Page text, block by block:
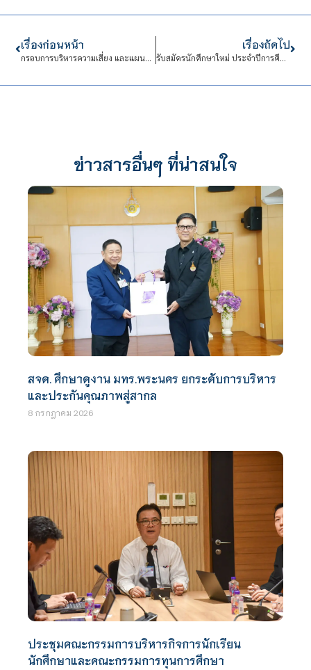
เรื่องก่อนหน้า
กรอบการบริหารความเสี่ยง และแผนการบริหารความเสี่ยงปีงบประมาณ พ.ศ. 2565 สถาบันเทคโนโลยีจิตรลดา
เรื่องถัดไป
รับสมัครนักศึกษาใหม่ ประจำปีการศึกษา 2565 (รอบแอดมิดชัน)
ข่าวสารอื่นๆ ที่น่าสนใจ
สจด. ศึกษาดูงาน มทร.พระนคร ยกระดับการบริหาร
และประกันคุณภาพสู่สากล
8 กรกฎาคม 2026
ประชุมคณะกรรมการบริหารกิจการนักเรียน
นักศึกษาและคณะกรรมการทุนการศึกษา